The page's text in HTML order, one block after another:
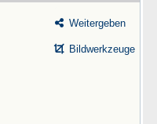
Weitergeben
Bildwerkzeuge